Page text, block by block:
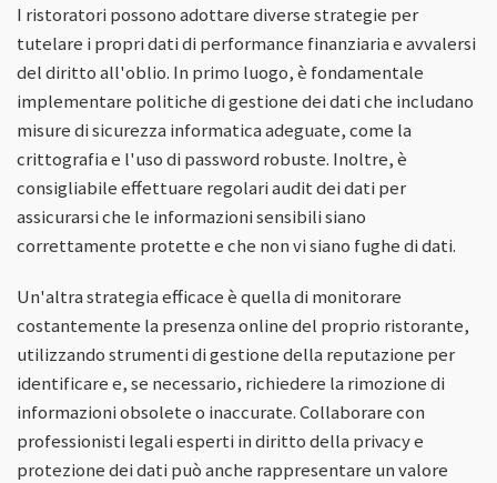
I ristoratori possono adottare diverse strategie per
tutelare i propri dati di performance finanziaria e avvalersi
del diritto all'oblio. In primo luogo, è fondamentale
implementare politiche di gestione dei dati che includano
misure di sicurezza informatica adeguate, come la
crittografia e l'uso di password robuste. Inoltre, è
consigliabile effettuare regolari audit dei dati per
assicurarsi che le informazioni sensibili siano
correttamente protette e che non vi siano fughe di dati.
Un'altra strategia efficace è quella di monitorare
costantemente la presenza online del proprio ristorante,
utilizzando strumenti di gestione della reputazione per
identificare e, se necessario, richiedere la rimozione di
informazioni obsolete o inaccurate. Collaborare con
professionisti legali esperti in diritto della privacy e
protezione dei dati può anche rappresentare un valore